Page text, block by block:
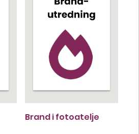
Brand i fotoatelje